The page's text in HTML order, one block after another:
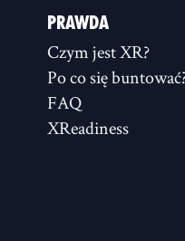
PRAWDA
Czym jest XR?
Po co się
FAQ
XReadiness